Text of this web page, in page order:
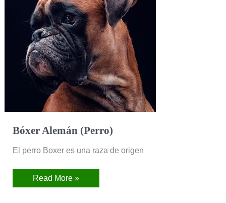
Bóxer Alemán (Perro)
El perro Boxer es una raza de origen
Read More »